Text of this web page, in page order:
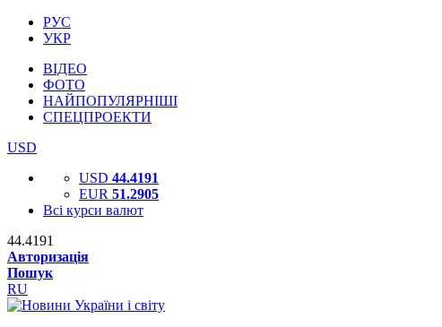
РУС
УКР
ВІДЕО
ФОТО
НАЙПОПУЛЯРНІШІ
СПЕЦПРОЕКТИ
USD
USD 44.4191
EUR 51.2905
Всі курси валют
44.4191
Авторизація
Пошук
RU